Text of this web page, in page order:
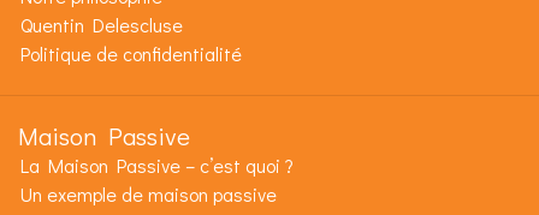
Quentin Delescluse
Politique de confidentialité
Maison Passive
La Maison Passive – c’est quoi ?
Un exemple de maison passive